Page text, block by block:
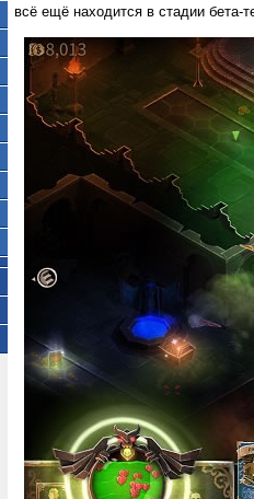
всё ещё находится в стадии бета-